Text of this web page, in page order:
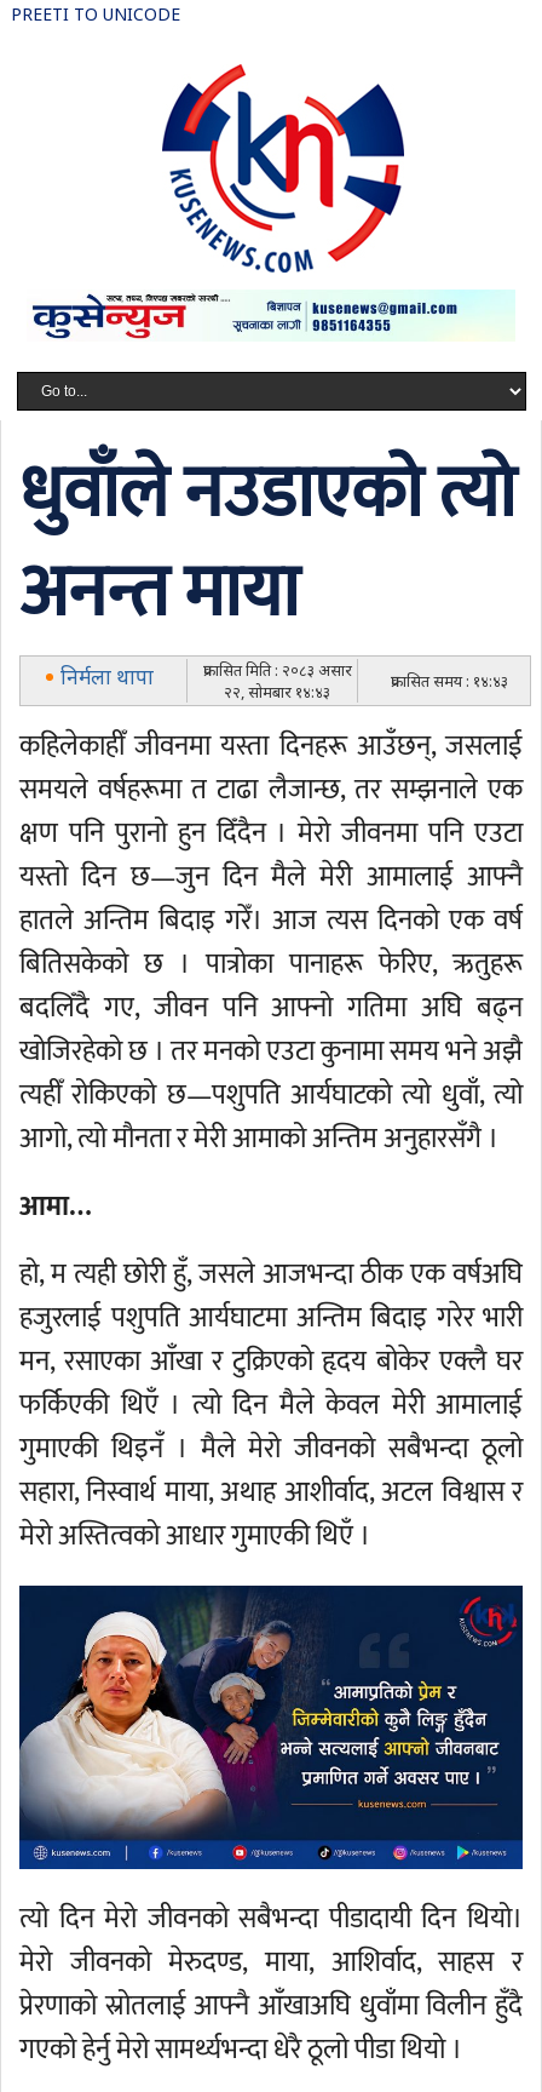
PREETI TO UNICODE
धुवाँले नउडाएको त्यो
अनन्त माया
निर्मला थापा
प्रकासित मिति : २०८३ असार
२२, सोमबार १४:४३
प्रकासित समय : १४:४३
कहिलेकाहीँ जीवनमा यस्ता दिनहरू आउँछन्, जसलाई
समयले वर्षहरूमा त टाढा लैजान्छ, तर सम्झनाले एक
क्षण पनि पुरानो हुन दिँदैन । मेरो जीवनमा पनि एउटा
यस्तो दिन छ—जुन दिन मैले मेरी आमालाई आफ्नै
हातले अन्तिम बिदाइ गरेँ। आज त्यस दिनको एक वर्ष
बितिसकेको छ । पात्रोका पानाहरू फेरिए, ऋतुहरू
बदलिँदै गए, जीवन पनि आफ्नो गतिमा अघि बढ्न
खोजिरहेको छ । तर मनको एउटा कुनामा समय भने अझै
त्यहीँ रोकिएको छ—पशुपति आर्यघाटको त्यो धुवाँ, त्यो
आगो, त्यो मौनता र मेरी आमाको अन्तिम अनुहारसँगै ।
आमा…
हो, म त्यही छोरी हुँ, जसले आजभन्दा ठीक एक वर्षअघि
हजुरलाई पशुपति आर्यघाटमा अन्तिम बिदाइ गरेर भारी
मन, रसाएका आँखा र टुक्रिएको हृदय बोकेर एक्लै घर
फर्किएकी थिएँ । त्यो दिन मैले केवल मेरी आमालाई
गुमाएकी थिइनँ । मैले मेरो जीवनको सबैभन्दा ठूलो
सहारा, निस्वार्थ माया, अथाह आशीर्वाद, अटल विश्वास र
मेरो अस्तित्वको आधार गुमाएकी थिएँ ।
त्यो दिन मेरो जीवनको सबैभन्दा पीडादायी दिन थियो।
मेरो जीवनको मेरुदण्ड, माया, आशिर्वाद, साहस र
प्रेरणाको स्रोतलाई आफ्नै आँखाअघि धुवाँमा विलीन हुँदै
गएको हेर्नु मेरो सामर्थ्यभन्दा धेरै ठूलो पीडा थियो ।